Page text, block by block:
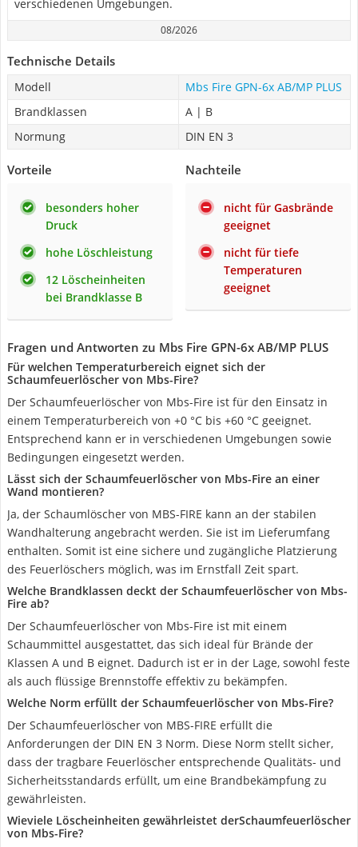
verschiedenen Umgebungen.
08/2026
Technische Details
Modell
Mbs Fire GPN-6x AB/MP PLUS
Brandklassen
A | B
Normung
DIN EN 3
Vorteile
besonders hoher
Druck
hohe Löschleistung
12 Löscheinheiten
bei Brandklasse B
Nachteile
nicht für Gasbrände
geeignet
nicht für tiefe
Temperaturen
geeignet
Fragen und Antworten zu Mbs Fire GPN-6x AB/MP PLUS
Für welchen Temperaturbereich eignet sich der
Schaumfeuerlöscher von Mbs-Fire?
Der Schaumfeuerlöscher von Mbs-Fire ist für den Einsatz in
einem Temperaturbereich von +0 °C bis +60 °C geeignet.
Entsprechend kann er in verschiedenen Umgebungen sowie
Bedingungen eingesetzt werden.
Lässt sich der Schaumfeuerlöscher von Mbs-Fire an einer
Wand montieren?
Ja, der Schaumlöscher von MBS-FIRE kann an der stabilen
Wandhalterung angebracht werden. Sie ist im Lieferumfang
enthalten. Somit ist eine sichere und zugängliche Platzierung
des Feuerlöschers möglich, was im Ernstfall Zeit spart.
Welche Brandklassen deckt der Schaumfeuerlöscher von Mbs-
Fire ab?
Der Schaumfeuerlöscher von Mbs-Fire ist mit einem
Schaummittel ausgestattet, das sich ideal für Brände der
Klassen A und B eignet. Dadurch ist er in der Lage, sowohl feste
als auch flüssige Brennstoffe effektiv zu bekämpfen.
Welche Norm erfüllt der Schaumfeuerlöscher von Mbs-Fire?
Der Schaumfeuerlöscher von MBS-FIRE erfüllt die
Anforderungen der DIN EN 3 Norm. Diese Norm stellt sicher,
dass der tragbare Feuerlöscher entsprechende Qualitäts- und
Sicherheitsstandards erfüllt, um eine Brandbekämpfung zu
gewährleisten.
Wieviele Löscheinheiten gewährleistet derSchaumfeuerlöscher
von Mbs-Fire?